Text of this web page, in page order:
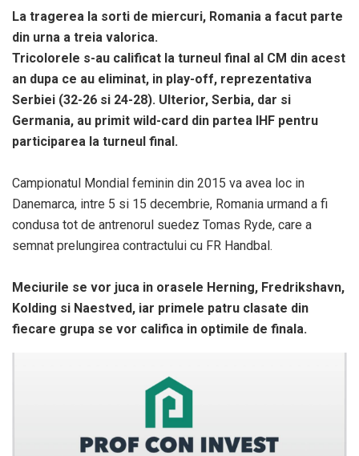
La tragerea la sorti de miercuri, Romania a facut parte
din urna a treia valorica.
Tricolorele s-au calificat la turneul final al CM din acest
an dupa ce au eliminat, in play-off, reprezentativa
Serbiei (32-26 si 24-28). Ulterior, Serbia, dar si
Germania, au primit wild-card din partea IHF pentru
participarea la turneul final.
Campionatul Mondial feminin din 2015 va avea loc in
Danemarca, intre 5 si 15 decembrie, Romania urmand a fi
condusa tot de antrenorul suedez Tomas Ryde, care a
semnat prelungirea contractului cu FR Handbal.
Meciurile se vor juca in orasele Herning, Fredrikshavn,
Kolding si Naestved, iar primele patru clasate din
fiecare grupa se vor califica in optimile de finala.